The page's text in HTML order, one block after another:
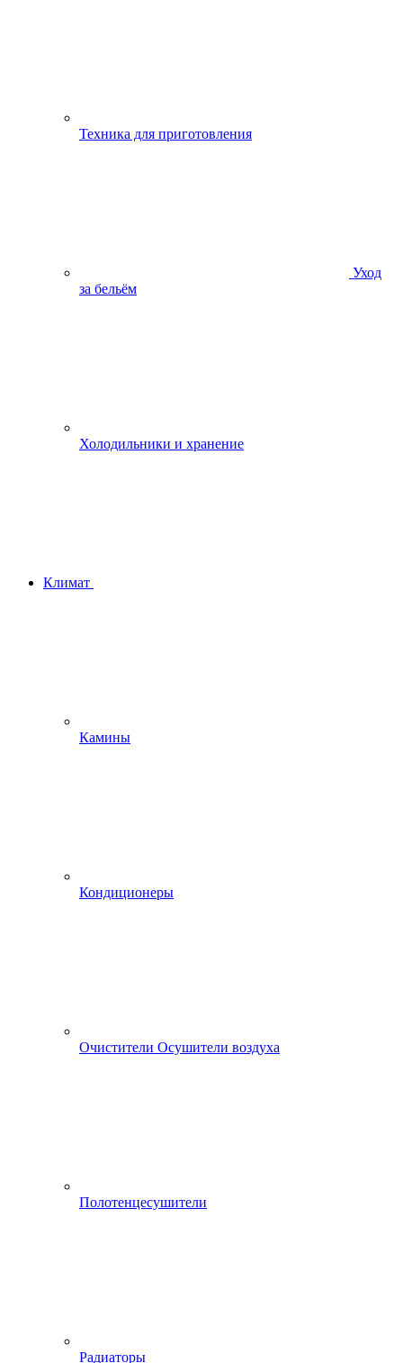
Техника для приготовления
Уход
за бельём
Холодильники и хранение
Климат
Камины
Кондиционеры
Очистители Осушители воздуха
Полотенцесушители
Радиаторы